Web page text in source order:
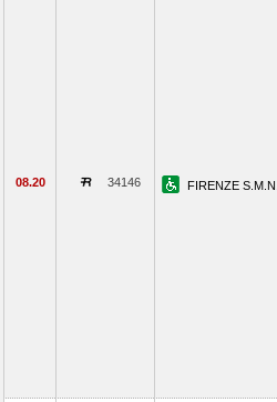
08.20 34146 FIRENZE S.M.N.